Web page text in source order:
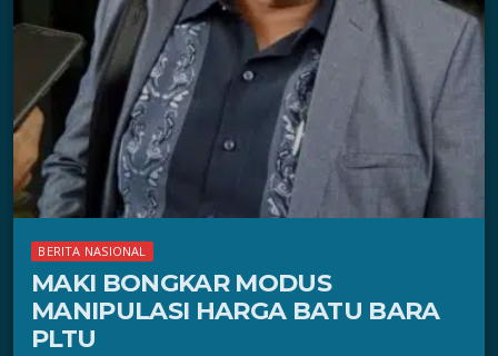
BERITA NASIONAL
MAKI BONGKAR MODUS
MANIPULASI HARGA BATU BARA
PLTU